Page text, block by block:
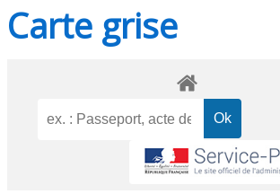
Carte grise